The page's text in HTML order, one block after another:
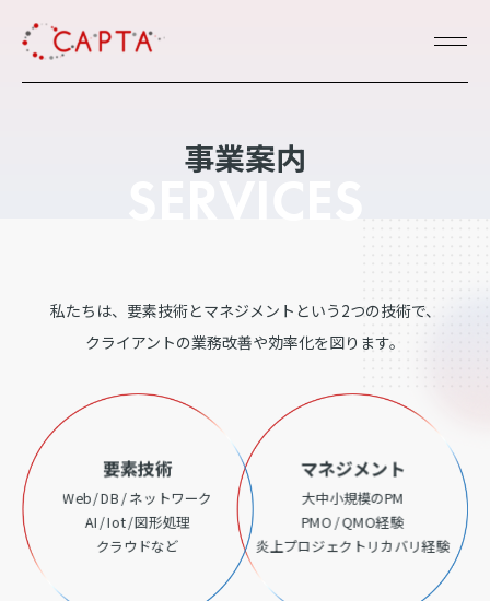
事業案内
私たちは、要素技術とマネジメントという2つの技術で、
クライアントの業務改善や効率化を図ります。
要素技術
Web / DB / ネットワーク
AI / Iot / 図形処理
クラウドなど
マネジメント
⼤中⼩規模のPM
PMO / QMO経験
炎上プロジェクトリカバリ経験